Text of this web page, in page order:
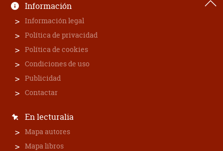
Información
Información legal
Política de privacidad
Política de cookies
Condiciones de uso
Publicidad
Contactar
En lecturalia
Mapa autores
Mapa libros